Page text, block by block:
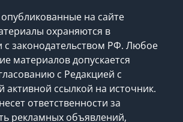
на сайте
охраняются в
с законодательством РФ. Любое
материалов допускается
с Редакцией с
активной ссылкой на источник.
ответственности за
рекламных объявлений,